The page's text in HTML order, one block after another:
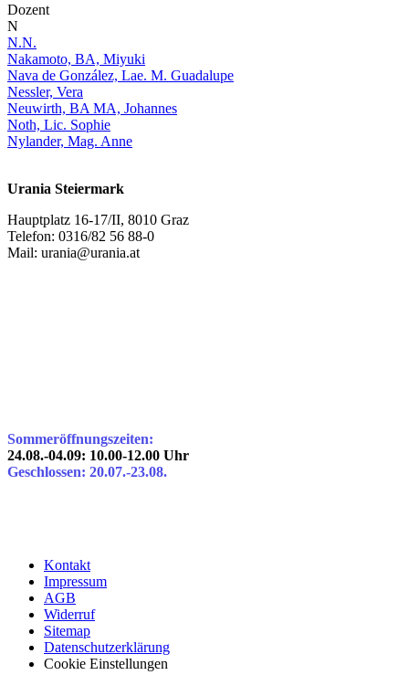
Dozent
N
N.N.
Nakamoto, BA, Miyuki
Nava de González, Lae. M. Guadalupe
Nessler, Vera
Neuwirth, BA MA, Johannes
Noth, Lic. Sophie
Nylander, Mag. Anne
Urania Steiermark
Hauptplatz 16-17/II, 8010 Graz
Telefon: 0316/82 56 88-0
Mail: urania@urania.at
Sommeröffnungszeiten:
24.08.-04.09: 10.00-12.00 Uhr
Geschlossen: 20.07.-23.08.
Kontakt
Impressum
AGB
Widerruf
Sitemap
Datenschutzerklärung
Cookie Einstellungen